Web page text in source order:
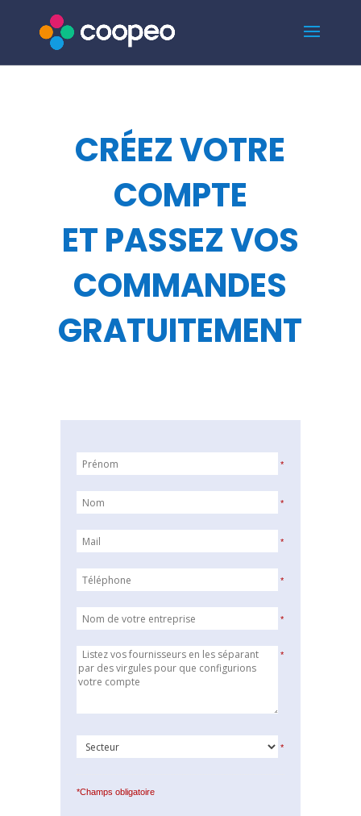
CRÉEZ VOTRE
COMPTE
ET PASSEZ VOS
COMMANDES
GRATUITEMENT
*
*
*
*
*
*
*
*Champs obligatoire